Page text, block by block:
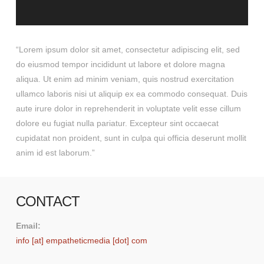
“Lorem ipsum dolor sit amet, consectetur adipiscing elit, sed
do eiusmod tempor incididunt ut labore et dolore magna
aliqua. Ut enim ad minim veniam, quis nostrud exercitation
ullamco laboris nisi ut aliquip ex ea commodo consequat. Duis
aute irure dolor in reprehenderit in voluptate velit esse cillum
dolore eu fugiat nulla pariatur. Excepteur sint occaecat
cupidatat non proident, sunt in culpa qui officia deserunt mollit
anim id est laborum.”
CONTACT
Email:
info [at] empatheticmedia [dot] com